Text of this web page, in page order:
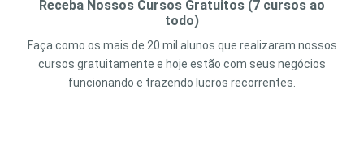
Receba Nossos Cursos Gratuitos (7 cursos ao
todo)
Faça como os mais de 20 mil alunos que realizaram nossos
cursos gratuitamente e hoje estão com seus negócios
funcionando e trazendo lucros recorrentes.